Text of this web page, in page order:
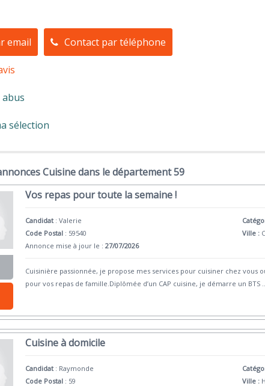
email Contact par téléphone
sélection
Cuisine dans le département 59
Vos repas pour toute la semaine !
Candidat :Valerie
Code Postal : 59540
Annonce mise à jour le :27/07/2026
Ville :
Cuisinière passionnée, je propose mes services pour cuisiner chez vous
pour vos repas de famille.Diplômée d’un CAP cuisine, je démarre un BTS
Cuisine à domicile
Candidat : Raymonde
Code Postal : 59
Ville :